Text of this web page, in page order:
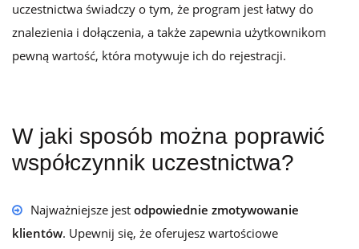
uczestnictwa świadczy o tym, że program jest łatwy do
znalezienia i dołączenia, a także zapewnia użytkownikom
pewną wartość, która motywuje ich do rejestracji.
W jaki sposób można poprawić
współczynnik uczestnictwa?
Najważniejsze jest odpowiednie zmotywowanie
klientów. Upewnij się, że oferujesz wartościowe